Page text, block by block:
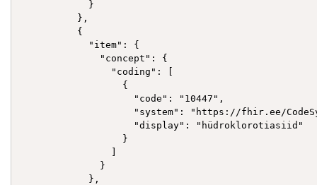
            }
          },
          {
            "item": {
              "concept": {
                "coding": [
                  {
                    "code": "10447",
"system": "https://fhir.ee/
                    "display": "hüdroklorotiasiid"
                  }
                ]
              }
            },